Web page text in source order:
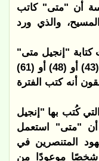
أن "متى" كاتب
والذي ورد
كتابة "إنجيل متى"
هل كان سنة (37) أو (38) أو (41) أو (43) أو (48) أو (61)
المحققون أنه كتب الفترة
كُتب بها "إنجيل
أن "متى" استعمل
المتنصرين في
شخصًا موعودًا من